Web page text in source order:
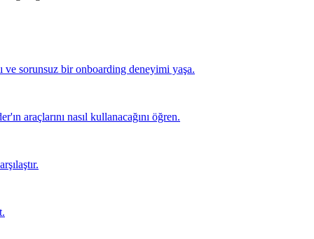
ve sorunsuz bir onboarding deneyimi yaşa.
araçlarını nasıl kullanacağını öğren.